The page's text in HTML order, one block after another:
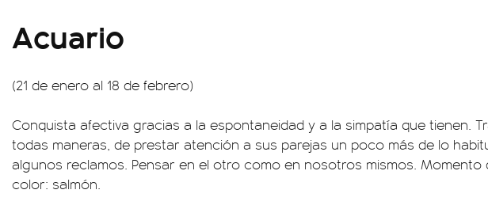
Acuario
(21 de enero al 18 de febrero)
Conquista afectiva gracias a la espontaneidad y a la simpatía que tienen.
todas maneras, de prestar atención a sus parejas un poco más de lo
algunos reclamos. Pensar en el otro como en nosotros mismos. Momento
color: salmón.